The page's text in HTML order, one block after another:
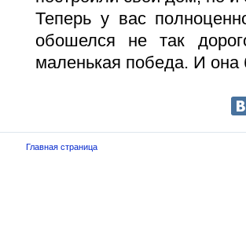
Теперь у вас
обошелся не так
маленькая победа. И она
Главная страница